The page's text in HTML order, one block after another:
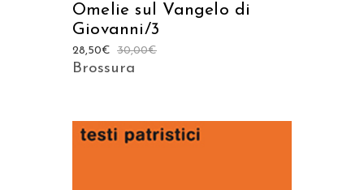
Omelie sul Vangelo di
Giovanni/3
30,00€
28,50€
Brossura